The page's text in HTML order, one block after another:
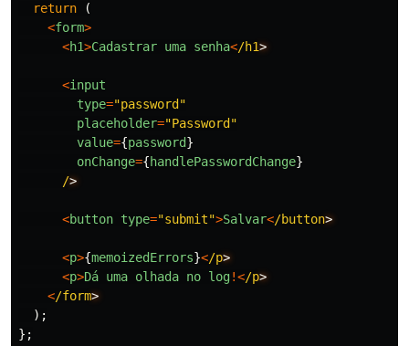
return
(
<form>
<h1>Cadastrar uma senha</h1
<input
type="password "
placeholder="Password "
value={password}
onChange={handlePasswordChange}
/
<button type="submit">Salvar</button
<p>{memoizedErrors}</p
<p>Dá uma olhada no log!</p
</form
);
};